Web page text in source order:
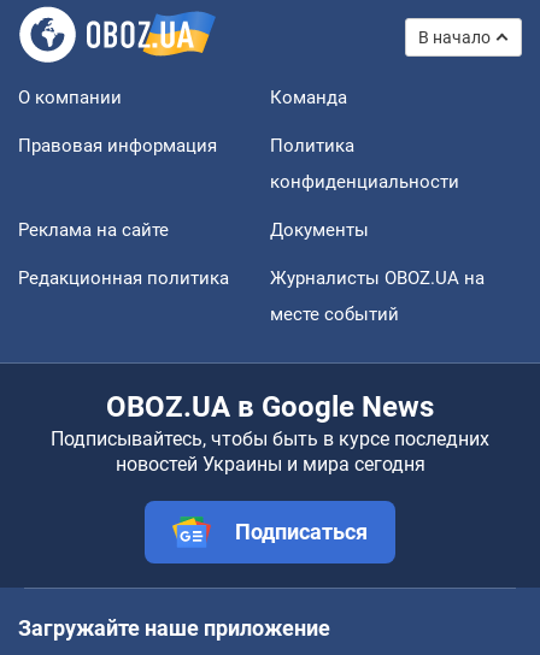
В начало
О компании Команда
Правовая информация
Политика
конфиденциальности
Реклама на сайте Документы
Редакционная политика
Журналисты OBOZ.UA на
месте событий
OBOZ.UA в Google News
Подписывайтесь, чтобы быть в курсе последних
новостей Украины и мира сегодня
Подписаться
Загружайте наше приложение